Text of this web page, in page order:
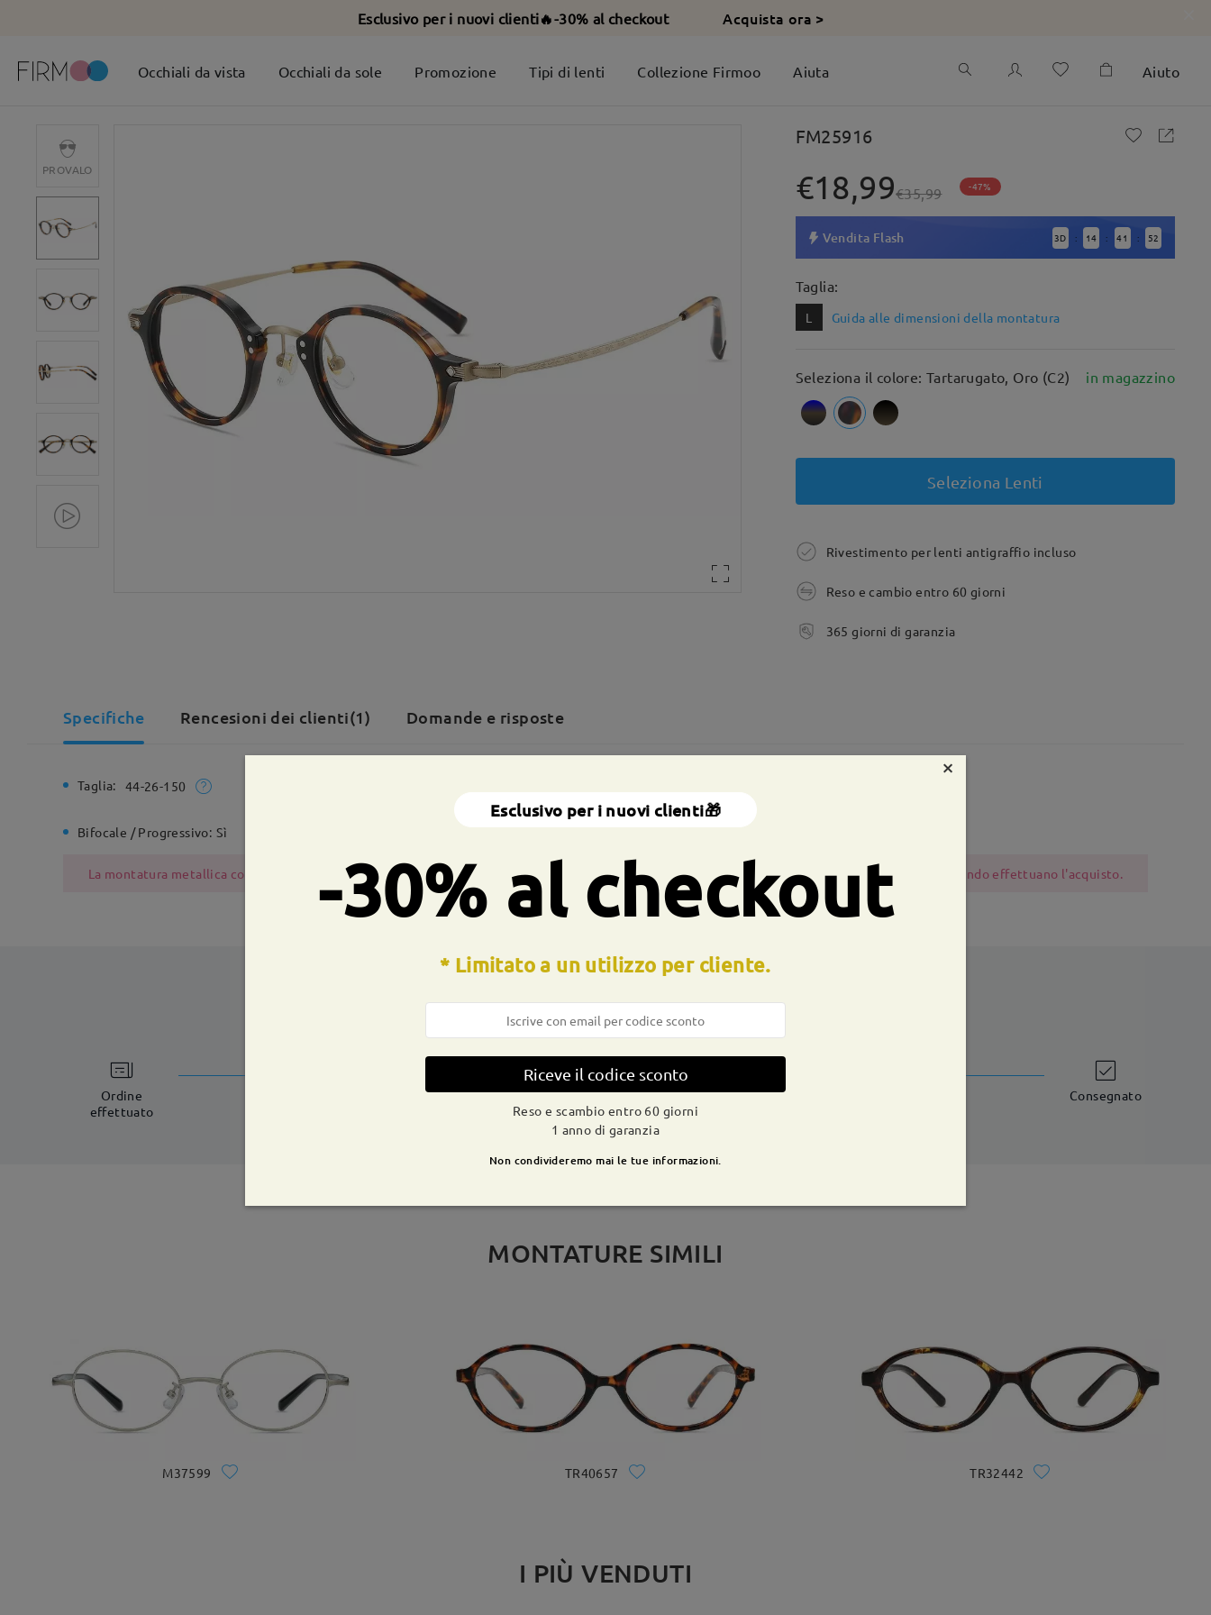
Esclusivo per i nuovi clienti🔥-30% al checkout Acquista ora >
Occhiali da vista Occhiali da sole Promozione Tipi di lenti Collezione Firmoo Aiuta Aiuto
PROVALO
FM25916
€18,99€35,99 -47%
Vendita Flash 3D : 14 : 41 : 51
Taglia:
L Guida alle dimensioni della montatura
Seleziona il colore: Tartarugato, Oro (C2) in magazzino
Seleziona Lenti
Rivestimento per lenti antigraffio incluso
Reso e cambio entro 60 giorni
365 giorni di garanzia
Specifiche Rencesioni dei clienti(1) Domande e risposte
Taglia: 44-26-150
Bifocale / Progressivo: Sì No Materiale: Acetato ,Metallo
La montatura metallica contiene nichel a causa del processo di produzione. I clienti con la storia dell'allergia al nichel dovrebbero essere cauti quando effettuano l'acquisto.
CONSEGNA
Ordine
effettuato
tempi di spedizione
dettagli Spedito 9-21 giorni lavorativi Consegnato
MONTATURE SIMILI
M37599 TR40657 TR32442
I PIÙ VENDUTI
×
Esclusivo per i nuovi clienti🎁
-30% al checkout
* Limitato a un utilizzo per cliente.
Riceve il codice sconto
Reso e scambio entro 60 giorni
1 anno di garanzia
Non condivideremo mai le tue informazioni.